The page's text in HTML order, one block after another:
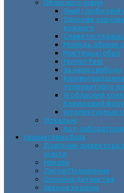
Обласного рівня
Знай і люби свій
Здорове
кожного
Славетні
Молодь обирає
Мистецькі обрії
Humor Fest
За нашу свободу
толерантного
ІII обласний
Книжковий
Інтелектуальні
Локальні
Арт-
Нормативна база
Довідник директора
освіти
Накази
Листи/Положення
Охорона дитинства
Закони України